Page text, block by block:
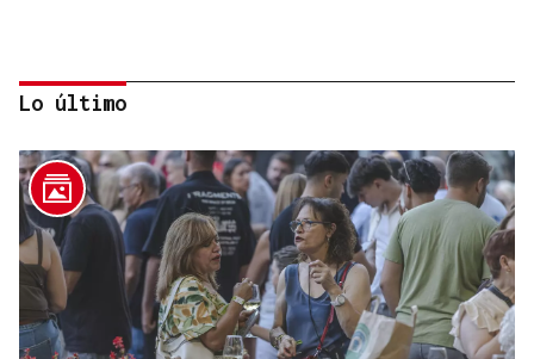
"EN COORDINACIÓN CON EL GOBIERNO"
Lo último